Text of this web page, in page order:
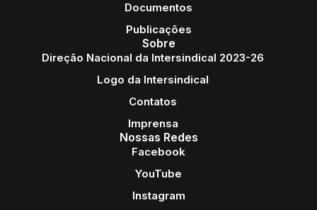
Documentos
Publicações
Sobre
Direção Nacional da Intersindical 2023-26
Logo da Intersindical
Contatos
Imprensa
Nossas Redes
Facebook
YouTube
Instagram